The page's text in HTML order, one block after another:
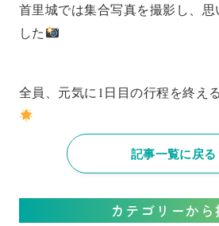
首里城では集合写真を撮影し、思
した
全員、元気に1日目の行程を終え
記事一覧に戻る
カテゴリーから